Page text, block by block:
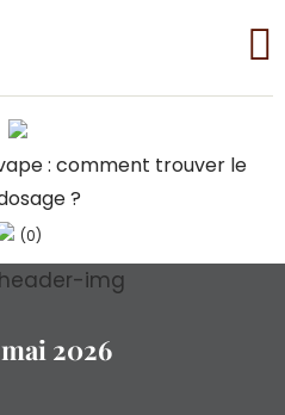
(0)
mai 2026